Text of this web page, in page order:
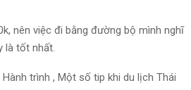
nên việc đi bằng đường bộ mình nghĩ
là tốt nhất.
trình , Một số tip khi du lịch Thái